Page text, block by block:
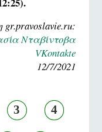
Νταβίντοβα
VKontakte
12/7/2021
3 4